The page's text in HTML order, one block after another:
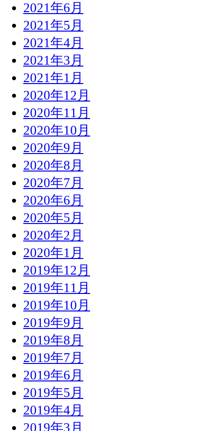
2021年6月
2021年5月
2021年4月
2021年3月
2021年1月
2020年12月
2020年11月
2020年10月
2020年9月
2020年8月
2020年7月
2020年6月
2020年5月
2020年2月
2020年1月
2019年12月
2019年11月
2019年10月
2019年9月
2019年8月
2019年7月
2019年6月
2019年5月
2019年4月
2019年3月